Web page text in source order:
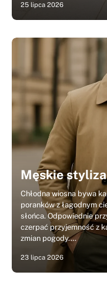
25 lipca 2026
Męskie
Chłodna wiosna bywa
poranków z łagodnym
słońca. Odpowiednie
czerpać przyjemność z
zmian pogody.…
23 lipca 2026